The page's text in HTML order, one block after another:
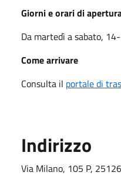
Giorni e orari di
Da martedì a sabato,
Come arrivare
Consulta il portale di
Indirizzo
Via Milano, 105 P,